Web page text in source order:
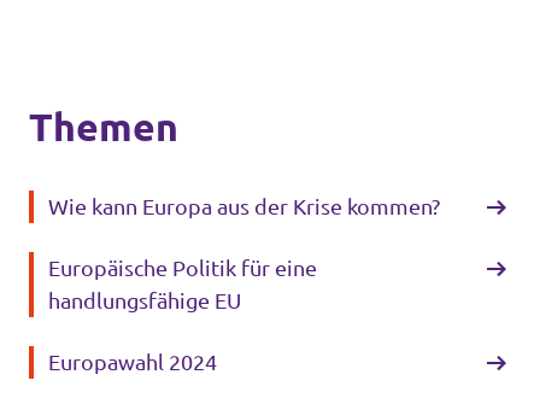
Themen
Wie kann Europa aus der Krise kommen?
Europäische Politik für eine
handlungsfähige EU
Europawahl 2024